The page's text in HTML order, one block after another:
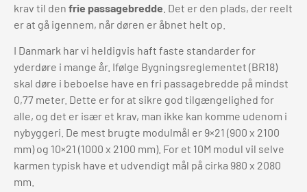
krav til den frie passagebredde . Det er den plads, der reelt
er at gå igennem, når døren er åbnet helt op.
I Danmark har vi heldigvis haft faste standarder for
yderdøre i mange år. Ifølge Bygningsreglementet (BR18)
skal døre i beboelse have en fri passagebredde på mindst
0,77 meter. Dette er for at sikre god tilgængelighed for
alle, og det er især et krav, man ikke kan komme udenom i
nybyggeri. De mest brugte modulmål er 9×21 (900 x 2100
mm) og 10×21 (1000 x 2100 mm). For et 10M modul vil selve
karmen typisk have et udvendigt mål på cirka 980 x 2080
mm.